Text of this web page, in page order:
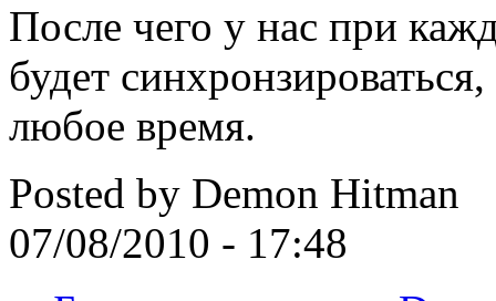
После чего у нас при
будет
любое время.
Posted by Demon Hitman
07/08/2010 - 17:48